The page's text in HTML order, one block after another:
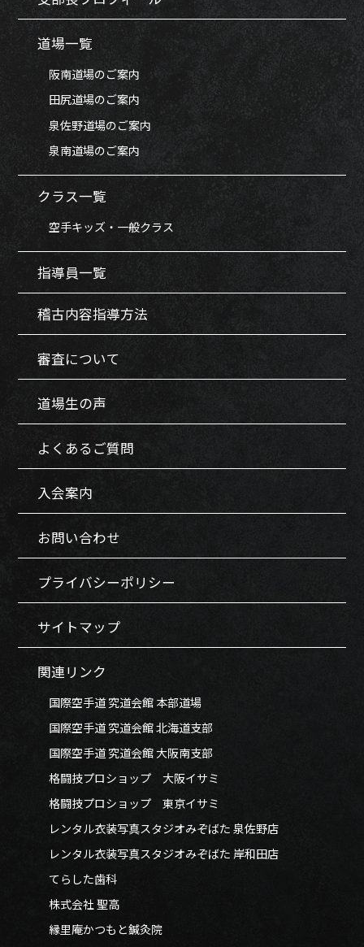
道場一覧
阪南道場のご案内
田尻道場のご案内
泉佐野道場のご案内
泉南道場のご案内
クラス一覧
空手キッズ・一般クラス
指導員一覧
稽古内容指導方法
審査について
道場生の声
よくあるご質問
入会案内
お問い合わせ
プライバシーポリシー
サイトマップ
関連リンク
国際空手道 究道会館 本部道場
国際空手道 究道会館 北海道支部
国際空手道 究道会館 大阪南支部
格闘技プロショップ 大阪イサミ
格闘技プロショップ 東京イサミ
レンタル衣装写真スタジオみぞばた 泉佐野店
レンタル衣装写真スタジオみぞばた 岸和田店
てらした歯科
株式会社 聖高
縁里庵かつもと鍼灸院